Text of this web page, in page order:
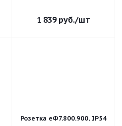
1 839руб./шт
Розетка еФ7.800.900, IP54